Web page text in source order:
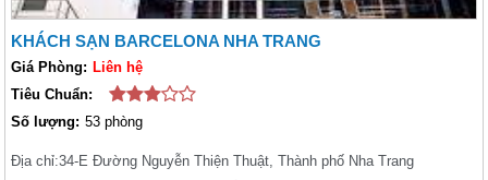
KHÁCH SẠN BARCELONA NHA TRANG
Giá Phòng: Liên hệ
Tiêu Chuẩn:
Số lượng: 53 phòng
Địa chỉ:34-E Đường Nguyễn Thiện Thuật, Thành phố Nha Trang